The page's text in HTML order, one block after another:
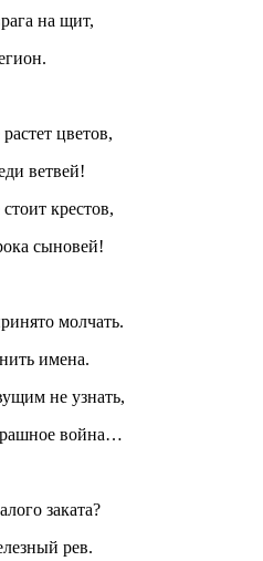
на щит,
цветов,
ветвей!
крестов,
сыновей!
молчать.
имена.
не узнать,
война…
заката?
рев.